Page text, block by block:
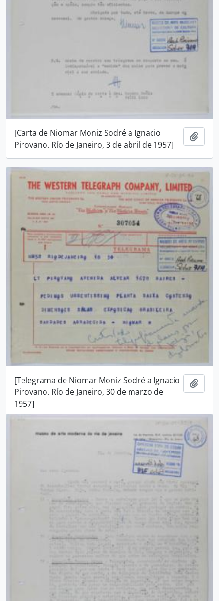
[Carta de Niomar Moniz Sodré a Ignacio
Pirovano. Río de Janeiro, 3 de abril de 1957]
[Telegrama de Niomar Moniz Sodré a Ignacio
Pirovano. Río de Janeiro, 30 de marzo de
1957]